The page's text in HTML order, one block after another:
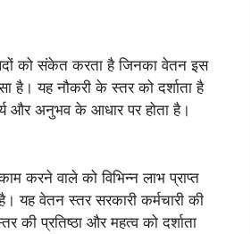
को संकेत करता है जिनका वेतन इस
है। यह नौकरी के स्तर को दर्शाता है
और अनुभव के आधार पर होता है।
करने वाले को विभिन्न लाभ प्राप्त
यह वेतन स्तर सरकारी कर्मचारी की
प्रतिष्ठा और महत्व को दर्शाता